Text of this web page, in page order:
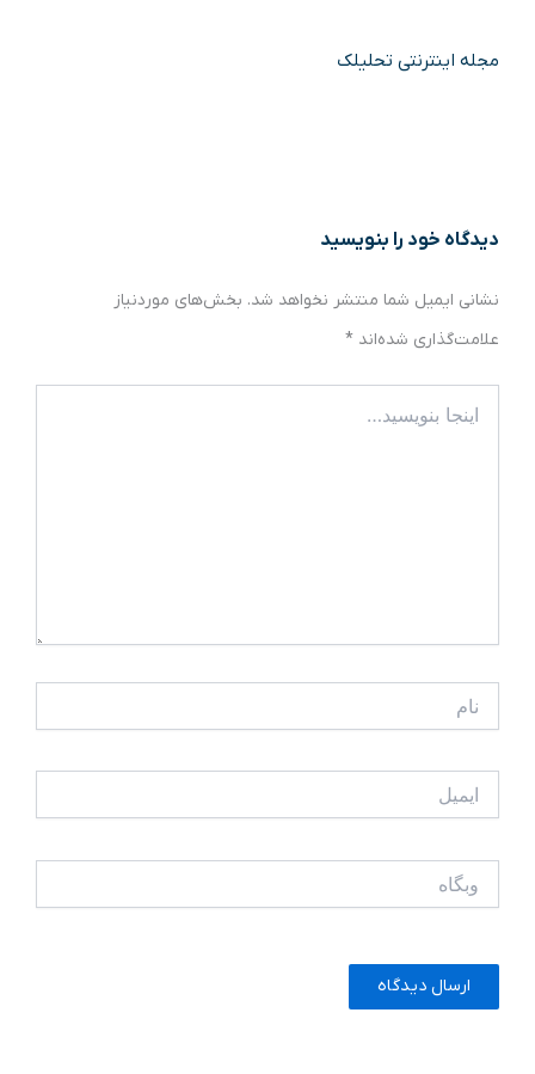
مجله اینترنتی تحلیلک
دیدگاه‌ خود را بنویسید
نشانی ایمیل شما منتشر نخواهد شد. بخش‌های موردنیاز
علامت‌گذاری شده‌اند *
بنویسید…